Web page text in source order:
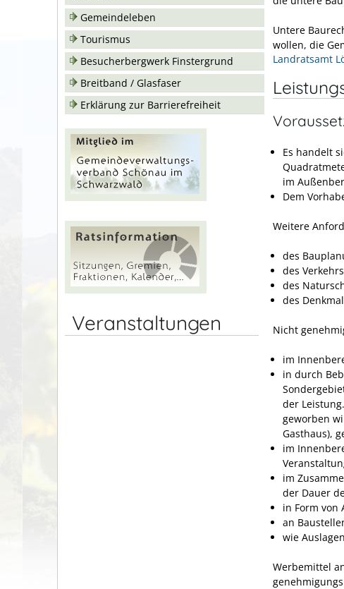
Gemeindeleben
Tourismus
Besucherbergwerk Finstergrund
Breitband / Glasfaser
Erklärung zur Barrierefreiheit
Veranstaltungen
Untere
wollen, die
Landratsamt
Es handelt
im
Dem
Weitere
des
des
des
des
Nicht
im
in durch
der
geworben
Gasthaus),
im
im
der Dauer
in Form von
an
wie
Werbemittel